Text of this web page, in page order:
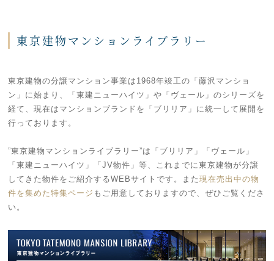
東京建物マンションライブラリー
東京建物の分譲マンション事業は1968年竣工の「藤沢マンショ
ン」に始まり、「東建ニューハイツ」や「ヴェール」のシリーズを
経て、現在はマンションブランドを「ブリリア」に統一して展開を
行っております。
”東京建物マンションライブラリー”は「ブリリア」「ヴェール」
「東建ニューハイツ」「JV物件」等、これまでに東京建物が分譲
してきた物件をご紹介するWEBサイトです。また現在売出中の物
件を集めた特集ページ もご用意しておりますので、ぜひご覧くださ
い。